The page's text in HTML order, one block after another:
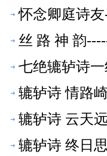
怀念卿庭诗
丝 路 神 韵
七绝辘轳诗
辘轳诗 情路
辘轳诗 云天
辘轳诗 终日